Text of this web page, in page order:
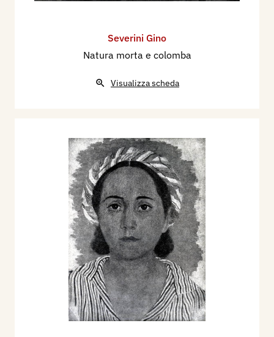
Severini Gino
Natura morta e colomba
Visualizza scheda